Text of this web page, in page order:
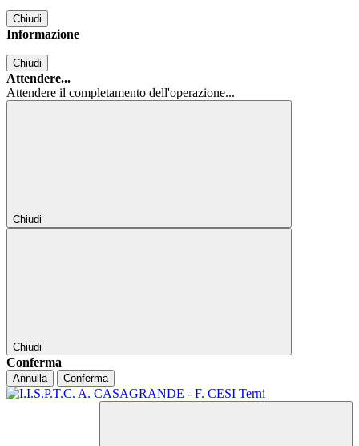
Chiudi
Informazione
Chiudi
Attendere...
Attendere il completamento dell'operazione...
Chiudi
Chiudi
Conferma
Annulla Conferma